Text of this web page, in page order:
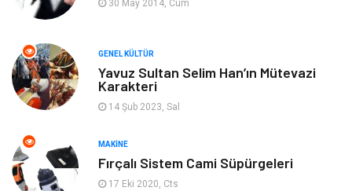
Mobilya
Ev İşleri
Aksesuar
Gençlik Eğlence
İnternet
30 May 2014, Cum
GENEL KÜLTÜR
Yavuz Sultan Selim Han’ın Mütevazi
Karakteri
14 Şub 2023, Sal
MAKINE
Fırçalı Sistem Cami Süpürgeleri
17 Eki 2020, Cts